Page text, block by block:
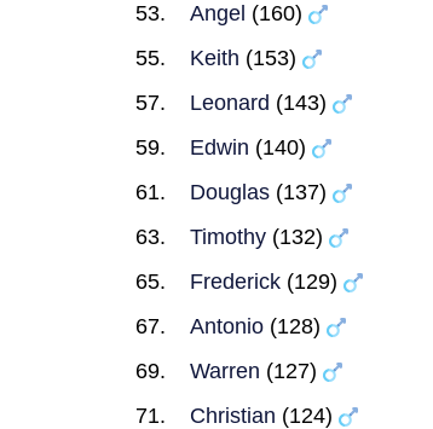
Angel (160)
Keith (153)
Leonard (143)
Edwin (140)
Douglas (137)
Timothy (132)
Frederick (129)
Antonio (128)
Warren (127)
Christian (124)